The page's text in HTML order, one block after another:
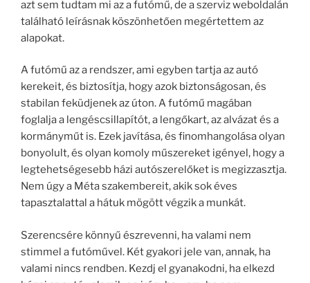
azt sem tudtam mi az a futómű, de a szerviz weboldalán
található leírásnak köszönhetően megértettem az
alapokat.
A futómű az a rendszer, ami egyben tartja az autó
kerekeit, és biztosítja, hogy azok biztonságosan, és
stabilan feküdjenek az úton. A futómű magában
foglalja a lengéscsillapítót, a lengőkart, az alvázat és a
kormányműt is. Ezek javítása, és finomhangolása olyan
bonyolult, és olyan komoly műszereket igényel, hogy a
legtehetségesebb házi autószerelőket is megizzasztja.
Nem úgy a Méta szakembereit, akik sok éves
tapasztalattal a hátuk mögött végzik a munkát.
Szerencsére könnyű észrevenni, ha valami nem
stimmel a futóművel. Két gyakori jele van, annak, ha
valami nincs rendben. Kezdj el gyanakodni, ha elkezd